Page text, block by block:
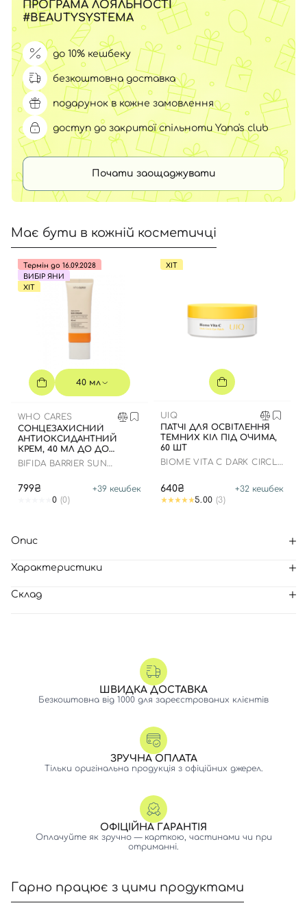
ПРОГРАМА ЛОЯЛЬНОСТІ
#BEAUTYSYSTEMA
до 10% кешбеку
безкоштовна доставка
подарунок в кожне замовлення
доступ до закритої спільноти Yana's club
Почати заощаджувати
Має бути в кожній косметичці
Термін до 16.09.2028
ВИБІР ЯНИ
ХІТ
40 мл
WHO CARES
СОНЦЕЗАХИСНИЙ
АНТИОКСИДАНТНИЙ
КРЕМ, 40 МЛ ДО ДО
16.09.2028 РОКУ
BIFIDA BARRIER SUN
799₴ +39 кешбек
0 (0)
ХІТ
UIQ
ПАТЧІ ДЛЯ ОСВІТЛЕННЯ
ТЕМНИХ КІЛ ПІД ОЧИМА,
60 ШТ
BIOME VITA C DARK CIRCLE
640₴ +32 кешбек
5.00 (3)
Опис
Характеристики
Склад
ШВИДКА ДОСТАВКА
Безкоштовна від 1000 для зареєстрованих клієнтів
ЗРУЧНА ОПЛАТА
Тільки оригінальна продукція з офіційних джерел.
ОФІЦІЙНА ГАРАНТІЯ
Оплачуйте як зручно — карткою, частинами чи при
отриманні.
Гарно працює з цими продуктами